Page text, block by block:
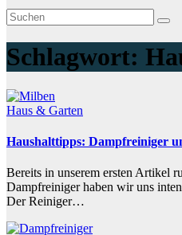
Schlagwort:
Haus & Garten
Haushalttipps: Dampfreiniger
Bereits in unserem ersten Artikel
Dampfreiniger haben wir uns
Der Reiniger…